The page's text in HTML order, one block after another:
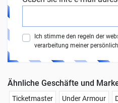
Ich stimme den regeln der
verarbeitung meiner
Ähnliche Geschäfte und
Ticketmaster Under Armour